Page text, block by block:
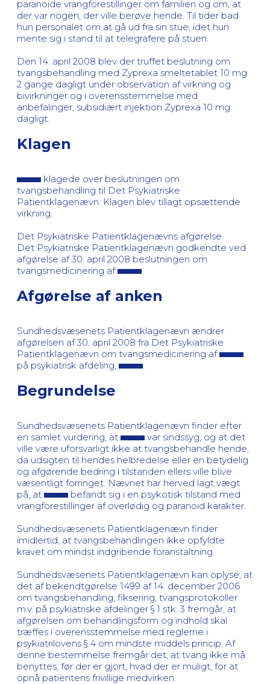
paranoide vrangforestillinger om familien og om, at
der var nogen, der ville berøve hende. Til tider bad
hun personalet om at gå ud fra sin stue, idet hun
mente sig i stand til at telegrafere på stuen.
Den 14. april 2008 blev der truffet beslutning om
tvangsbehandling med Zyprexa smeltetablet 10 mg
2 gange dagligt under observation af virkning og
bivirkninger og i overensstemmelse med
anbefalinger, subsidiært injektion Zyprexa 10 mg
dagligt.
Klagen
klagede over beslutningen om
tvangsbehandling til Det Psykiatriske
Patientklagenævn. Klagen blev tillagt opsættende
virkning.
Det Psykiatriske Patientklagenævns afgørelse
Det Psykiatriske Patientklagenævn godkendte ved
afgørelse af 30. april 2008 beslutningen om
tvangsmedicinering af
Afgørelse af anken
Sundhedsvæsenets Patientklagenævn ændrer
afgørelsen af 30. april 2008 fra Det Psykiatriske
Patientklagenævn om tvangsmedicinering af
på psykiatrisk afdeling,
Begrundelse
Sundhedsvæsenets Patientklagenævn finder efter
en samlet vurdering, at
var sindssyg, og at det
ville være uforsvarligt ikke at tvangsbehandle hende,
da udsigten til hendes helbredelse eller en betydelig
og afgørende bedring i tilstanden ellers ville blive
væsentligt forringet. Nævnet har herved lagt vægt
på, at
befandt sig i en psykotisk tilstand med
vrangforestillinger af overlødig og paranoid karakter.
Sundhedsvæsenets Patientklagenævn finder
imidlertid, at tvangsbehandlingen ikke opfyldte
kravet om mindst indgribende foranstaltning.
Sundhedsvæsenets Patientklagenævn kan oplyse, at
det af bekendtgørelse 1499 af 14. december 2006
om tvangsbehandling, fiksering, tvangsprotokoller
m.v. på psykiatriske afdelinger § 1 stk. 3 fremgår, at
afgørelsen om behandlingsform og indhold skal
træffes i overensstemmelse med reglerne i
psykiatrilovens § 4 om mindste middels princip. Af
denne bestemmelse fremgår det, at tvang ikke må
benyttes, før der er gjort, hvad der er muligt, for at
opnå patientens frivillige medvirken.